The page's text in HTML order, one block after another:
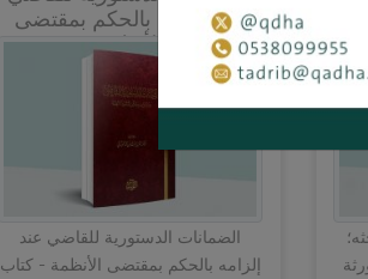
عند إلزامه بالحكم بمقتضى
الأنظمة
الضمانات الدستورية للقاضي عند
إلزامه بالحكم بمقتضى الأنظمة - كتاب